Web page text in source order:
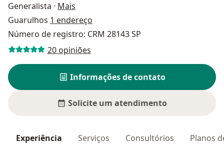
Generalista · Mais
Guarulhos 1 endereço
Número de registro: CRM 28143 SP
20 opiniões
Informações de contato
Solicite um atendimento
Experiência Serviços Consultórios Planos